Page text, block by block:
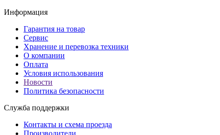
Информация
Гарантия на товар
Сервис
Хранение и перевозка техники
О компании
Оплата
Условия использования
Новости
Политика безопасности
Служба поддержки
Контакты и схема проезда
Производители